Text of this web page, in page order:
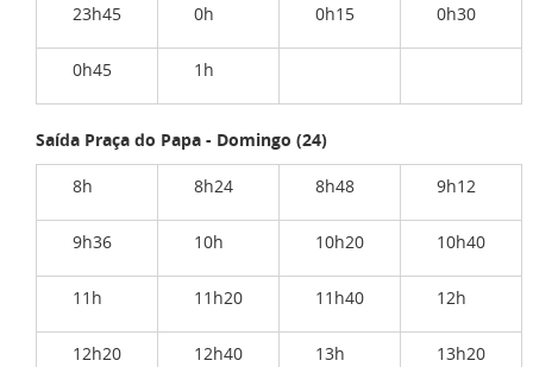
23h45 0h 0h15 0h30
0h45 1h
Saída Praça do Papa - Domingo (24)
8h 8h24 8h48 9h12
9h36 10h 10h20 10h40
11h 11h20 11h40 12h
12h20 12h40 13h 13h20